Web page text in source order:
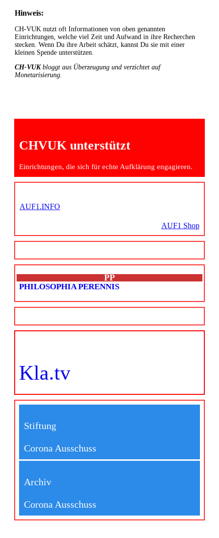
Hinweis:
CH-VUK nutzt oft Informationen von oben genannten
Einrichtungen, welche viel Zeit und Aufwand in ihre Recherchen
stecken. Wenn Du ihre Arbeit schätzt, kannst Du sie mit einer
kleinen Spende unterstützen.
CH-VUKbloggt aus Überzeugung und verzichtet auf
Monetarisierung.
CHVUK unterstützt
Einrichtungen, die sich für echte Aufklärung engagieren.
AUF1.INFO
AUF1 Shop
PP
PHILOSOPHIA PERENNIS
Kla.tv
Stiftung
Corona Ausschuss
Archiv
Corona Ausschuss